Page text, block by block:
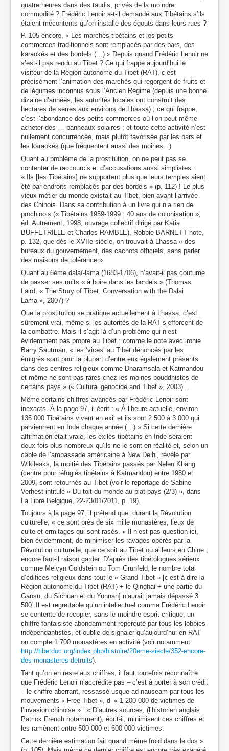
quatre heures dans des taudis, privés de la moindre
commodité ? Frédéric Lenoir a-t-il demandé aux Tibétains s’ils
étaient mécontents qu’on installe des égouts dans leurs rues ?
P. 105 encore, « Les marchés tibétains et les petits
commerces traditionnels sont remplacés par des bars, des
karaokés et des bordels (…) » Depuis quand Frédéric Lenoir ne
s’est-il pas rendu au Tibet ? Ce qui frappe aujourd’hui le
visiteur de la Région autonome du Tibet (RAT), c’est
précisément l’animation des marchés qui regorgent de fruits et
de légumes inconnus sous l’Ancien Régime (depuis une bonne
dizaine d’années, les autorités locales ont construit des
hectares de serres aux environs de Lhassa) ; ce qui frappe,
c’est l’abondance des petits commerces où l’on peut même
acheter des … panneaux solaires ; et toute cette activité n’est
nullement concurrencée, mais plutôt favorisée par les bars et
les karaokés (que fréquentent aussi des moines...)
Quant au problème de la prostitution, on ne peut pas se
contenter de raccourcis et d’accusations aussi simplistes :
« Ils [les Tibétains] ne supportent plus que leurs temples aient
été par endroits remplacés par des bordels » (p. 112) ! Le plus
vieux métier du monde existait au Tibet, bien avant l’arrivée
des Chinois. Dans sa contribution à un livre qui n’a rien de
prochinois (« Tibétains 1959-1999 : 40 ans de colonisation »,
éd. Autrement, 1998, ouvrage collectif dirigé par Katia
BUFFETRILLE et Charles RAMBLE), Robbie BARNETT note,
p. 132, que dès le XVIIe siècle, on trouvait à Lhassa « des
bureaux du gouvernement, des cachots officiels, sans parler
des maisons de tolérance ».
Quant au 6ème dalaï-lama (1683-1706), n’avait-il pas coutume
de passer ses nuits « à boire dans les bordels » (Thomas
Laird, « The Story of Tibet. Conversation with the Dalai
Lama », 2007) ?
Que la prostitution se pratique actuellement à Lhassa, c’est
sûrement vrai, même si les autorités de la RAT s’efforcent de
la combattre. Mais il s’agit là d’un problème qui n’est
évidemment pas propre au Tibet : comme le note avec ironie
Barry Sautman, « les ‘vices’ au Tibet dénoncés par les
émigrés sont pour la plupart d’entre eux également présents
dans des centres religieux comme Dharamsala et Katmandou
et même ne sont pas rares chez les moines bouddhistes de
certains pays » (« Cultural genocide and Tibet », 2003)...
Même certains chiffres avancés par Frédéric Lenoir sont
inexacts. À la page 97, il écrit : « À l’heure actuelle, environ
135 000 Tibétains vivent en exil et ils sont 2 500 à 3 000 qui
parviennent en Inde chaque année (…) » Si cette dernière
affirmation était vraie, les exilés tibétains en Inde seraient
deux fois plus nombreux qu’ils ne le sont en réalité et, selon un
câble de l’ambassade américaine à New Delhi, révélé par
Wikileaks, la moitié des Tibétains passés par Nelen Khang
(centre pour réfugiés tibétains à Katmandou) entre 1980 et
2009, sont retournés au Tibet (voir le reportage de Sabine
Verhest intitulé « Du toit du monde au plat pays (2/3) », dans
La Libre Belgique, 22-23/01/2011, p. 19).
Toujours à la page 97, il prétend que, durant la Révolution
culturelle, « ce sont près de six mille monastères, lieux de
culte et ermitages qui sont rasés. » Il n’est pas question ici,
bien évidemment, de minimiser les ravages opérés par la
Révolution culturelle, que ce soit au Tibet ou ailleurs en Chine ;
encore faut-il raison garder. D’après des tibétologues sérieux
comme Melvyn Goldstein ou Tom Grunfeld, le nombre total
d’édifices religieux dans tout le « Grand Tibet » [c’est-à-dire la
Région autonome du Tibet (RAT) + le Qinghai + une partie du
Gansu, du Sichuan et du Yunnan] n’aurait jamais dépassé 3
500. Il est regrettable qu’un intellectuel comme Frédéric Lenoir
se contente de recopier, sans le moindre esprit critique, un
chiffre fantaisiste abondamment répercuté par tous les lobbies
indépendantistes, et oublie de signaler qu’aujourd’hui en RAT
on compte 1 700 monastères en activité (voir notamment
http://tibetdoc.org/index.php/histoire/20eme-siecle/352-encore-
des-monasteres-detruits).
Tant qu’on en reste aux chiffres, il faut toutefois reconnaître
que Frédéric Lenoir n’accrédite pas – c’est à porter à son crédit
– le chiffre aberrant, ressassé usque ad nauseam par tous les
mouvements « Free Tibet », d’ « 1 200 000 de victimes de
l’invasion chinoise » : « D’autres sources, (l’historien anglais
Patrick French notamment), écrit-il, minimisent ces chiffres et
les ramènent entre 500 000 et 600 000 victimes.
Cette dernière estimation fait quand même froid dans le dos »